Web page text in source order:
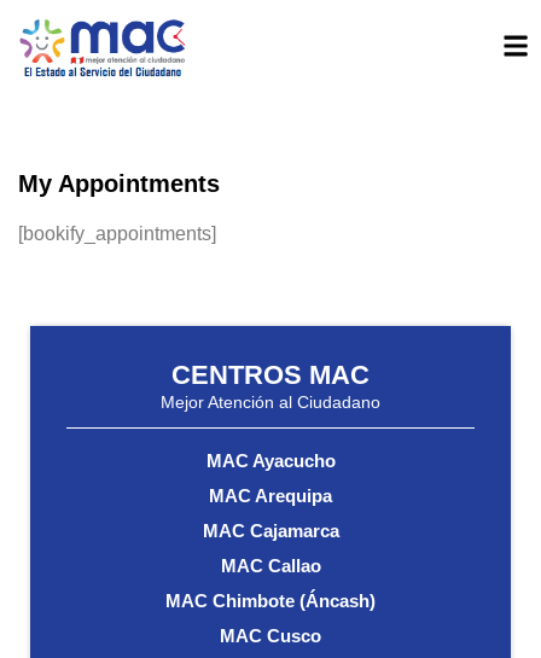
My Appointments
[bookify_appointments]
CENTROS MAC
Mejor Atención al Ciudadano
MAC Ayacucho
MAC Arequipa
MAC Cajamarca
MAC Callao
MAC Chimbote (Áncash)
MAC Cusco